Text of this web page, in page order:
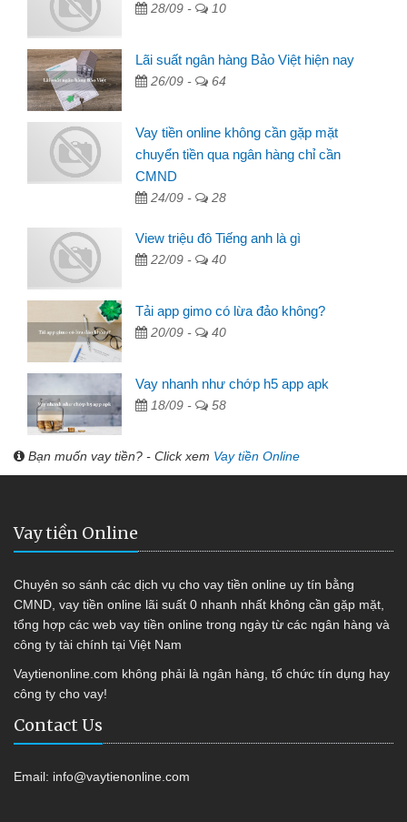
28/09 - 10
Lãi suất ngân hàng Bảo Việt hiện nay
26/09 - 64
Vay tiền online không cần gặp mặt
chuyển tiền qua ngân hàng chỉ cần
CMND
24/09 - 28
View triệu đô Tiếng anh là gì
22/09 - 40
Tải app gimo có lừa đảo không?
20/09 - 40
Vay nhanh như chớp h5 app apk
18/09 - 58
Bạn muốn vay tiền? - Click xem Vay tiền Online
Vay tiền Online
Chuyên so sánh các dịch vụ cho vay tiền online uy tín bằng
CMND, vay tiền online lãi suất 0 nhanh nhất không cần gặp mặt,
tổng hợp các web vay tiền online trong ngày từ các ngân hàng và
công ty tài chính tại Việt Nam
Vaytienonline.com không phải là ngân hàng, tổ chức tín dụng hay
công ty cho vay!
Contact Us
Email: info@vaytienonline.com